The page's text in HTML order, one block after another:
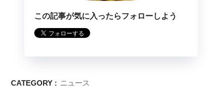
この記事が気に入ったらフォローしよう
CATEGORY : ニュース